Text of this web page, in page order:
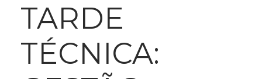
TARDE
TÉCNICA: